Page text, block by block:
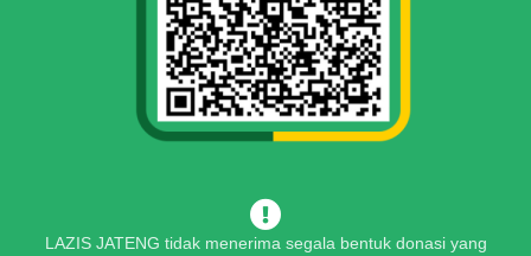
LAZIS JATENG tidak menerima segala bentuk donasi yang